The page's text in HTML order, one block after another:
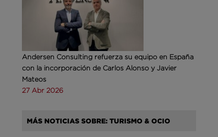
Andersen Consulting refuerza su equipo en España
con la incorporación de Carlos Alonso y Javier
Mateos
27 Abr 2026
MÁS NOTICIAS SOBRE: TURISMO & OCIO